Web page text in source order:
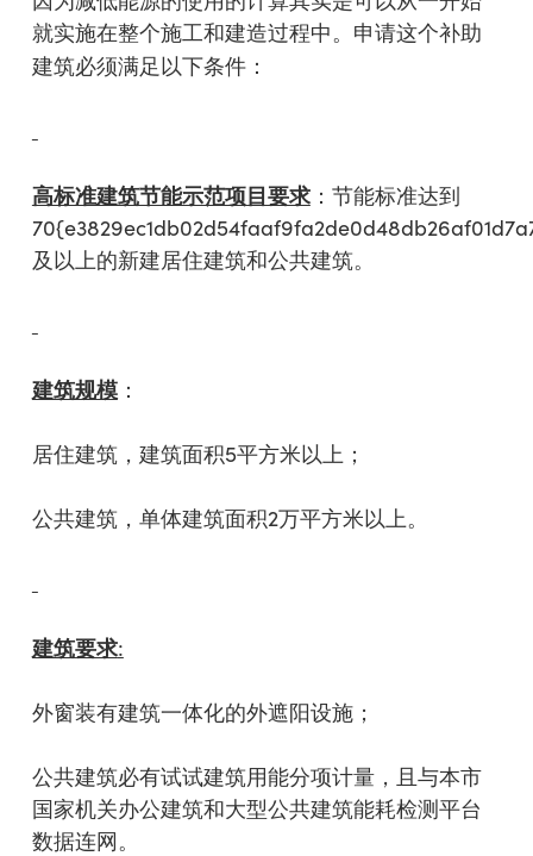
就实施在整个施工和建造过程中。申请这个补助
建筑必须满足以下条件：
高标准建筑节能示范项目要求：节能标准达到
及以上的新建居住建筑和公共建筑。
建筑规模：
居住建筑，建筑面积5平方米以上；
公共建筑，单体建筑面积2万平方米以上。
建筑要求:
外窗装有建筑一体化的外遮阳设施；
公共建筑必有试试建筑用能分项计量，且与本市
国家机关办公建筑和大型公共建筑能耗检测平台
数据连网。